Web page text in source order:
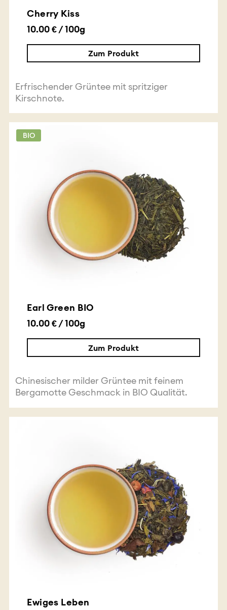
Cherry Kiss
10.00 € / 100g
Zum Produkt
Erfrischender Grüntee mit spritziger
Kirschnote.
BIO
Earl Green BIO
10.00 € / 100g
Zum Produkt
Chinesischer milder Grüntee mit feinem
Bergamotte Geschmack in BIO Qualität.
Ewiges Leben